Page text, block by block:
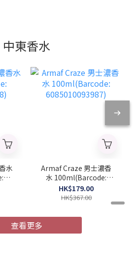
中東香水
水
Armaf Craze 男士濃香
水 100ml(Barcode:
6085010093987)
HK$179.00
HK$367.00
查看更多